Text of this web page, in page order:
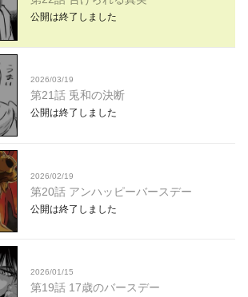
公開は終了しました
2026/03/19
第21話 兎和の決断
公開は終了しました
2026/02/19
第20話 アンハッピーバースデー
公開は終了しました
2026/01/15
第19話 17歳のバースデー